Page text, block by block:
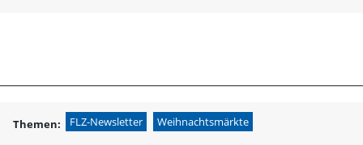
Themen: FLZ-Newsletter Weihnachtsmärkte